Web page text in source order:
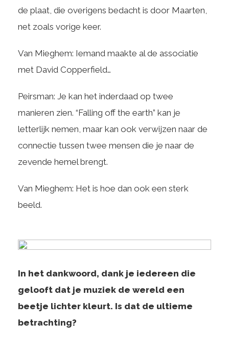
de plaat, die overigens bedacht is door Maarten,
net zoals vorige keer.
Van Mieghem: Iemand maakte al de associatie
met David Copperfield…
Peirsman: Je kan het inderdaad op twee
manieren zien. “Falling off the earth” kan je
letterlijk nemen, maar kan ook verwijzen naar de
connectie tussen twee mensen die je naar de
zevende hemel brengt.
Van Mieghem: Het is hoe dan ook een sterk
beeld.
In het dankwoord, dank je iedereen die
gelooft dat je muziek de wereld een
beetje lichter kleurt. Is dat de ultieme
betrachting?